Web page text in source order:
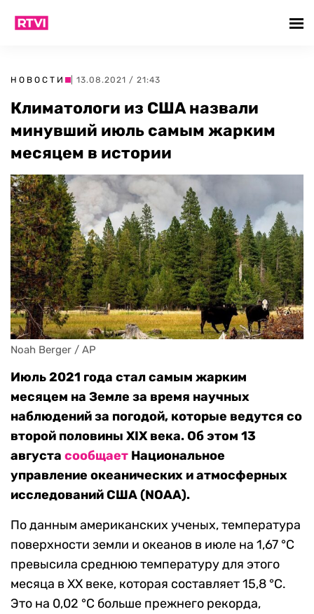
НОВОСТИ | 13.08.2021 / 21:43
Климатологи из США назвали
минувший июль самым жарким
месяцем в истории
Noah Berger / AP
Июль 2021 года стал самым жарким
месяцем на Земле за время научных
наблюдений за погодой, которые ведутся со
второй половины XIX века. Об этом 13
августа сообщает Национальное
управление океанических и атмосферных
исследований США (NOAA).
По данным американских ученых, температура
поверхности земли и океанов в июле на 1,67 °C
превысила среднюю температуру для этого
месяца в XX веке, которая составляет 15,8 °C.
Это на 0,02 °C больше прежнего рекорда,